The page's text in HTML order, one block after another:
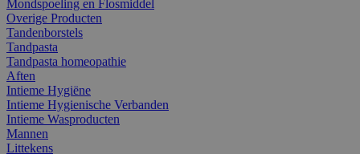
Mondspoeling en Flosmiddel
Overige Producten
Tandenborstels
Tandpasta
Tandpasta homeopathie
Aften
Intieme Hygiëne
Intieme Hygienische Verbanden
Intieme Wasproducten
Mannen
Littekens